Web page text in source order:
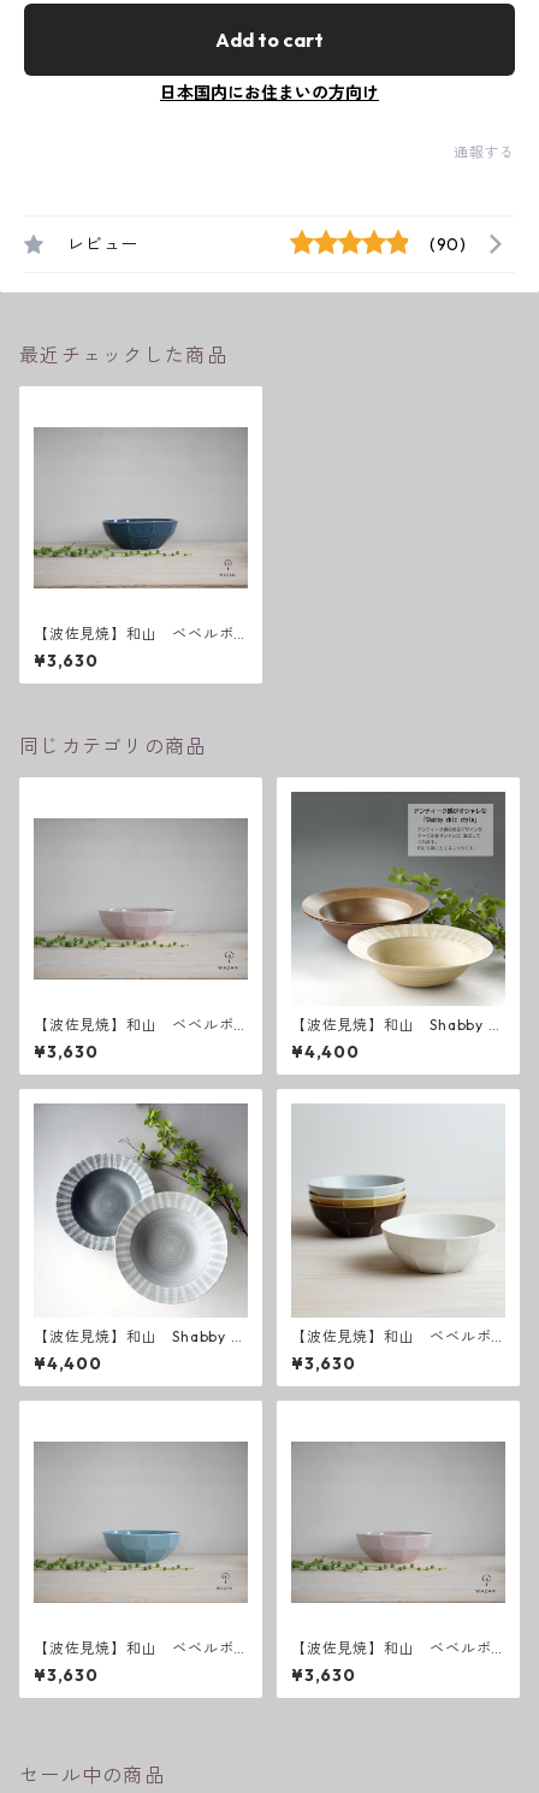
Add to cart
日本国内にお住まいの方向け
通報する
レビュー (90)
最近チェックした商品
【波佐見焼】和山 ベベルボ
ウル（Ｌ）うす瑠璃
¥3,630
同じカテゴリの商品
【波佐見焼】和山 ベベルボ
ウル（Ｌ）チェリーピンク
¥3,630
【波佐見焼】和山 Shabby c
hic style ボウル大
¥4,400
【波佐見焼】和山 Shabby c
hic style ボウルL ( ダークグ
レー ／ ライトグレー ）
¥4,400
【波佐見焼】和山 ベベルボ
ウル L
¥3,630
【波佐見焼】和山 ベベルボ
ウル（Ｌ）スカイ
¥3,630
【波佐見焼】和山 ベベルボ
ウル（Ｌ）チェリーピンク
¥3,630
セール中の商品